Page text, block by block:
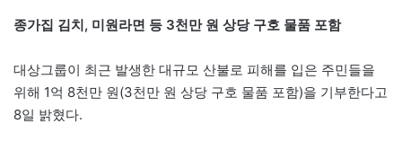
종가집 김치, 미원라면 등 3천만 원 상당 구호 물품 포함
대상그룹이 최근 발생한 대규모 산불로 피해를 입은 주민들을
위해 1억 8천만 원(3천만 원 상당 구호 물품 포함)을 기부한다고
8일 밝혔다.